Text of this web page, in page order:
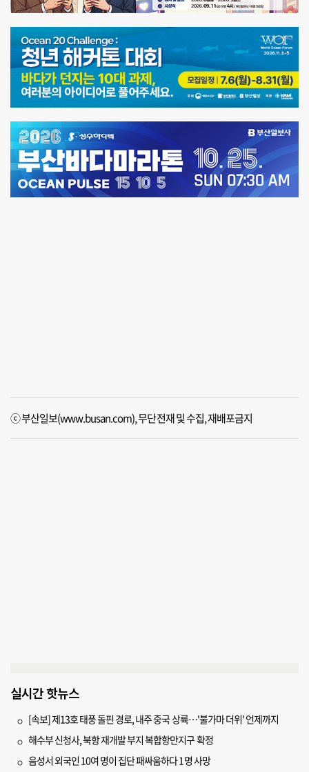
ⓒ 부산일보(www.busan.com), 무단전재 및 수집, 재배포금지
실시간 핫뉴스
[속보] 제13호 태풍 돌핀 경로, 내주 중국 상륙…'불가마 더위' 언제까지
해수부 신청사, 북항 재개발 부지 복합항만지구 확정
음성서 외국인 10여 명이 집단 패싸움하다 1명 사망